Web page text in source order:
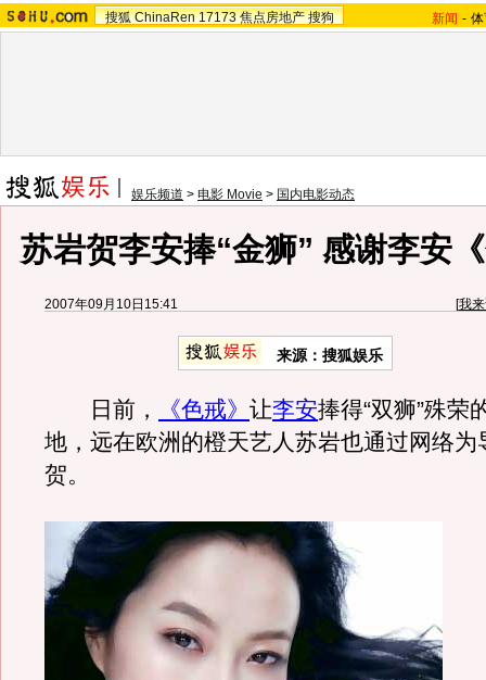
搜狐 ChinaRen 17173 焦点房地产 搜狗 新闻 -
娱乐频道 > 电影 Movie > 国内电影动态
苏岩贺李安捧“金狮” 感谢李安
2007年09月10日15:41 [我
来源：搜狐娱乐
日前， 《色戒》 让李安捧得“双狮”殊荣
地，远在欧洲的橙天艺人苏岩也通过网络为
贺。